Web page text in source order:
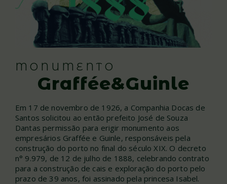
MONUMENTO
Graffée&Guinle
Em 17 de novembro de 1926, a Companhia Docas de
Santos solicitou ao então prefeito José de Souza
Dantas permissão para erigir monumento aos
empresários Graffée e Guinle, responsáveis pela
construção do porto no final do século XIX. O decreto
n° 9.979, de 12 de julho de 1888, celebrando contrato
para a construção de cais e exploração do porto pelo
prazo de 39 anos, foi assinado pela princesa Isabel.